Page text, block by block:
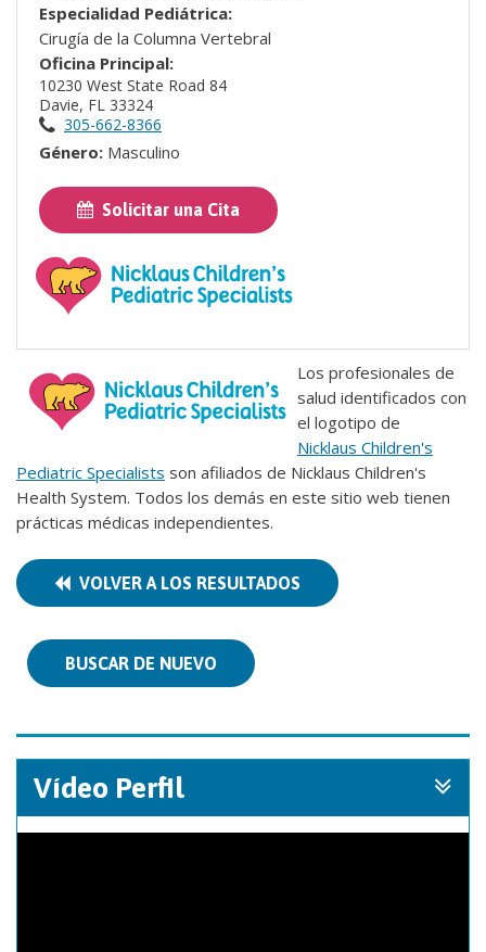
Especialidad Pediátrica:
Cirugía de la Columna Vertebral
Oficina Principal:
10230 West State Road 84
Davie, FL 33324
305-662-8366
Género: Masculino
Solicitar una Cita
Los profesionales de
salud identificados con
el logotipo de
Nicklaus Children's
Pediatric Specialists son afiliados de Nicklaus Children's
Health System. Todos los demás en este sitio web tienen
prácticas médicas independientes.
VOLVER A LOS RESULTADOS
BUSCAR DE NUEVO
Vídeo Perfil